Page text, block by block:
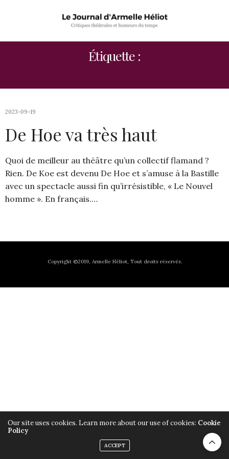
Étiquette :
2023-09-19
De Hoe va très haut
Quoi de meilleur au théâtre qu’un collectif flamand ?
Rien. De Koe est devenu De Hoe et s’amuse à la Bastille
avec un spectacle aussi fin qu’irrésistible, « Le Nouvel
homme ». En français.…
Copyright ©2019, Armelle Héliot, Tout droits réservés.
Our site uses cookies. Learn more about our use of cookies: Cookie
Policy
ACCEPT